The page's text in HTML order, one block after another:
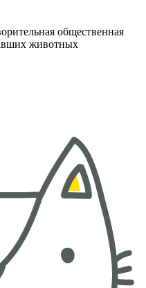
общественная
животных